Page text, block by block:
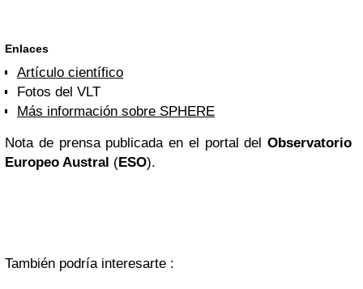
Enlaces
Artículo científico
Fotos del VLT
Más información sobre SPHERE
Nota de prensa publicada en el portal del Observatorio
Europeo Austral (ESO).
También podría interesarte :